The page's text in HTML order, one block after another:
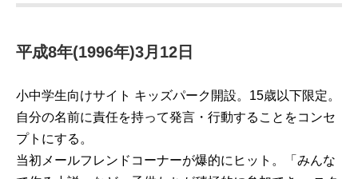
平成8年(1996年)3月12日
小中学生向けサイト キッズパーク開設。15歳以下限定。
自分の名前に責任を持って発言・行動することをコンセ
プトにする。
当初メールフレンドコーナーが爆的にヒット。「みんな